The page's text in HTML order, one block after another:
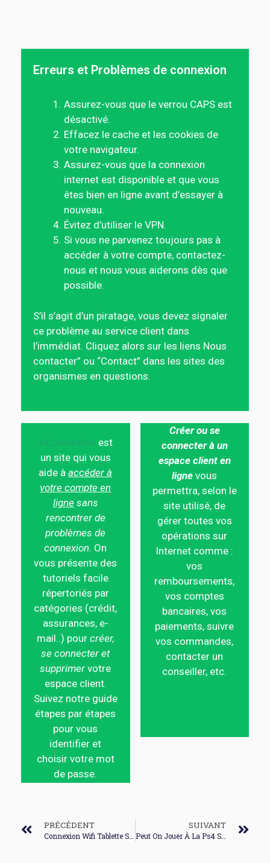
Erreurs et Problèmes de connexion
Assurez-vous que le verrou CAPS est
désactivé.
Effacez le cache et les cookies de
votre navigateur.
Assurez-vous que la connexion
internet est disponible et que vous
êtes bien en ligne avant d’essayer à
nouveau.
Évitez d’utiliser le VPN.
Si vous ne parvenez toujours pas à
accéder à votre compte, contactez-
nous et nous vous aiderons dès que
possible.
S’il s’agit d’un piratage, vous devez signaler
ce problème au service client dans
l’immédiat. Cliquez alors sur les liens Nous
contacter” ou “Contact” dans les sites des
organismes en questions.
est
un site qui vous
aide àaccéder à
votre compte en
ligne sans
rencontrer de
problèmes de
connexion. On
vous présente des
tutoriels facile
répertoriés par
catégories (crédit,
assurances, e-
mail..) pour créer,
se connecter et
supprimer votre
espace client.
Suivez notre guide
étapes par étapes
pour vous
identifier et
choisir votre mot
de passe.
Créer ou se
connecter à un
espace client en
ligne vous
permettra, selon le
site utilisé, de
gérer toutes vos
opérations sur
Internet comme :
vos
remboursements,
vos comptes
bancaires, vos
paiements, suivre
vos commandes,
contacter un
conseiller, etc.
PRÉCÉDENT SUIVANT
Peut On Jouer À La Ps4 Sans Connexion Internet